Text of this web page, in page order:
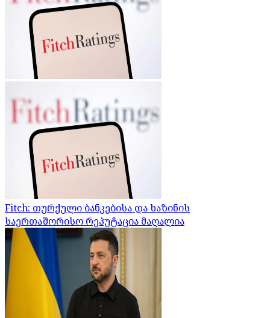
Fitch: თურქული ბანკებისა და ხაზინის
საერთაშორისო რეპუტაცია მაღალია